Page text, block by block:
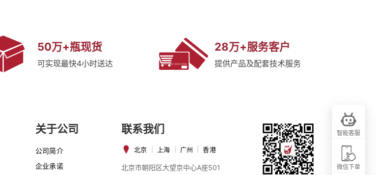
50万+瓶现货
可实现最快4小时送达
28万+服务客户
提供产品及配套技术服务
关于公司
公司简介
企业承诺
联系我们
北京 上海 广州 香港
北京市朝阳区大望京中心A座501
智能客服
微信下单